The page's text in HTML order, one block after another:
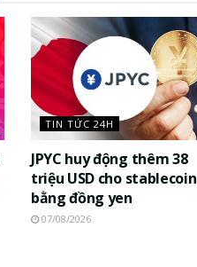
TIN TỨC 24H
JPYC huy động thêm 38
triệu USD cho stablecoin
bằng đồng yen
07/08/2026